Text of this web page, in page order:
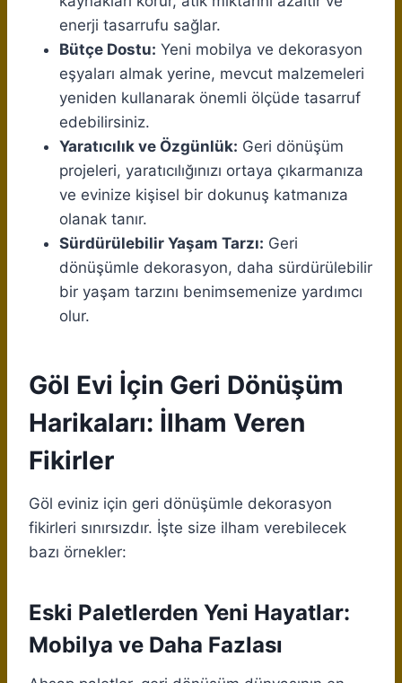
enerji tasarrufu sağlar.
Bütçe Dostu: Yeni mobilya ve dekorasyon
eşyaları almak yerine, mevcut malzemeleri
yeniden kullanarak önemli ölçüde tasarruf
edebilirsiniz.
Yaratıcılık ve Özgünlük: Geri dönüşüm
projeleri, yaratıcılığınızı ortaya çıkarmanıza
ve evinize kişisel bir dokunuş katmanıza
olanak tanır.
Sürdürülebilir Yaşam Tarzı: Geri
dönüşümle dekorasyon, daha sürdürülebilir
bir yaşam tarzını benimsemenize yardımcı
olur.
Göl Evi İçin Geri Dönüşüm
Harikaları: İlham Veren
Fikirler
Göl eviniz için geri dönüşümle dekorasyon
fikirleri sınırsızdır. İşte size ilham verebilecek
bazı örnekler:
Eski Paletlerden Yeni Hayatlar:
Mobilya ve Daha Fazlası